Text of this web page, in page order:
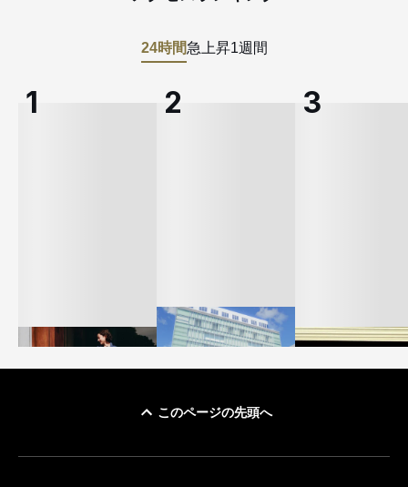
24時間急上昇1週間
このページの先頭へ